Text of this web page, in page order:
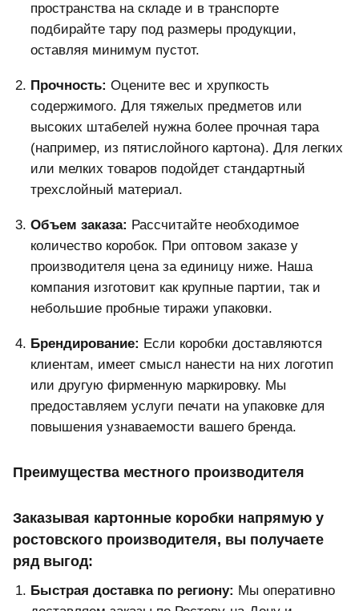
пространства на складе и в транспорте
подбирайте тару под размеры продукции,
оставляя минимум пустот.
Прочность: Оцените вес и хрупкость
содержимого. Для тяжелых предметов или
высоких штабелей нужна более прочная тара
(например, из пятислойного картона). Для легких
или мелких товаров подойдет стандартный
трехслойный материал.
Объем заказа: Рассчитайте необходимое
количество коробок. При оптовом заказе у
производителя цена за единицу ниже. Наша
компания изготовит как крупные партии, так и
небольшие пробные тиражи упаковки.
Брендирование: Если коробки доставляются
клиентам, имеет смысл нанести на них логотип
или другую фирменную маркировку. Мы
предоставляем услуги печати на упаковке для
повышения узнаваемости вашего бренда.
Преимущества местного производителя
Заказывая картонные коробки напрямую у
ростовского производителя, вы получаете
ряд выгод:
Быстрая доставка по региону: Мы оперативно